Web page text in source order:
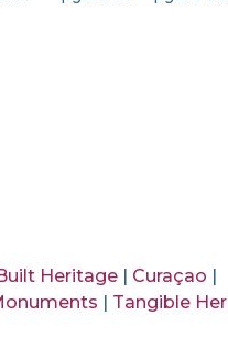
Heritage | Curaçao |
| Tangible